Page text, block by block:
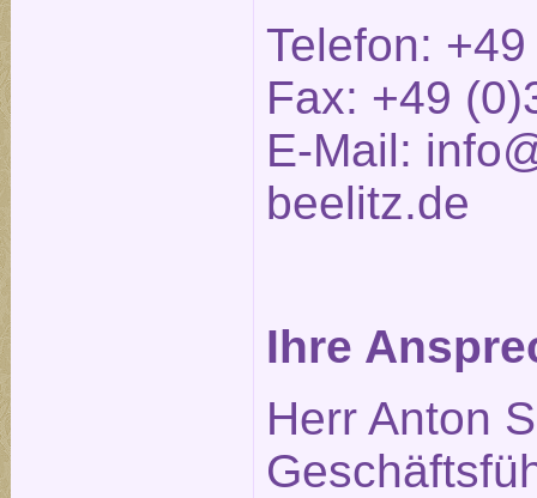
Telefon:
Fax: +49
E-Mail:
beelitz.de
Ihre
Herr Anton